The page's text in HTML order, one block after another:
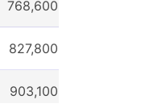
768,600
827,800
903,100